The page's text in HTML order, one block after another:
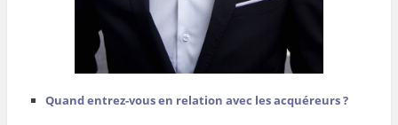
Quand entrez-vous en relation avec les acquéreurs ?